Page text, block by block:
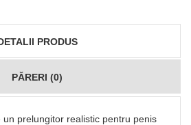
PRODUS
PĂRERI (0)
un prelungitor realistic pentru penis